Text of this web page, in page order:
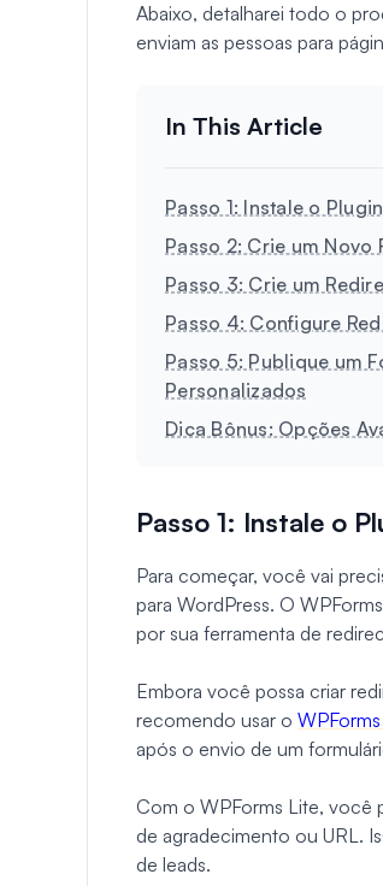
Abaixo, detalharei todo o
enviam as pessoas para
Passo 1: Instale o
Passo 2: Crie um Novo
Passo 3: Crie um
Passo 4: Configure
Passo 5: Publique um
Personalizados
Dica Bônus: Opções
Passo 1: Instale o
Para começar, você vai
para WordPress. O
por sua ferramenta de
Embora você possa criar
recomendo usar o
após o envio de um
Com o WPForms Lite, você
de agradecimento ou URL.
de leads.